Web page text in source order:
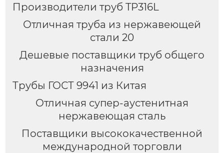
Производители труб TP316L
Отличная труба из нержавеющей
стали 20
Дешевые поставщики труб общего
назначения
Трубы ГОСТ 9941 из Китая
Отличная супер-аустенитная
нержавеющая сталь
Поставщики высококачественной
международной торговли